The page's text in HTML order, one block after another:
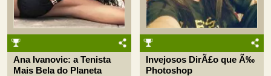
Ana Ivanovic: a Tenista
Mais Bela do Planeta
Invejosos DirÃ£o que Ã‰
Photoshop